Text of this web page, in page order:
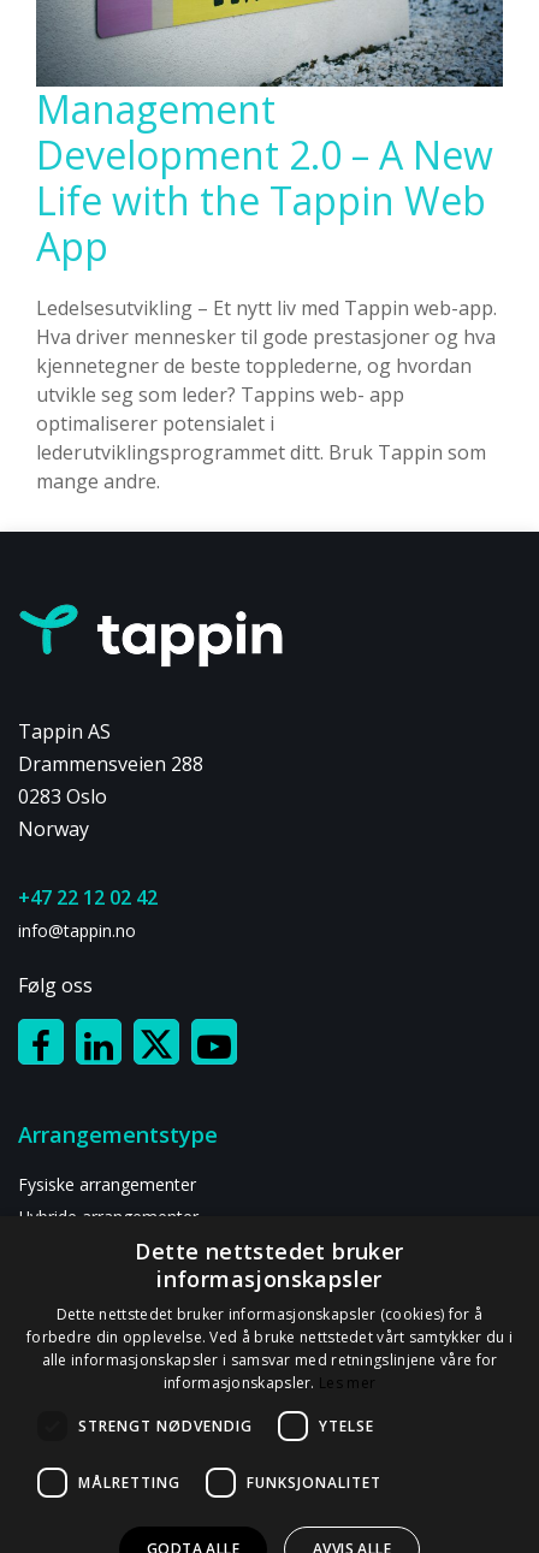
Management
Development 2.0 – A New
Life with the Tappin Web
App
Ledelsesutvikling – Et nytt liv med Tappin web-app.
Hva driver mennesker til gode prestasjoner og hva
kjennetegner de beste topplederne, og hvordan
utvikle seg som leder? Tappins web- app
optimaliserer potensialet i
lederutviklingsprogrammet ditt. Bruk Tappin som
mange andre.
Tappin AS
Drammensveien 288
0283 Oslo
Norway
+47 22 12 02 42
info@tappin.no
Følg oss
Arrangementstype
Fysiske arrangementer
Hybride arrangementer
Digitalt arrangement
Om oss
Personvernerklæring
GDPR-informasjon
Databehandleravtale
Dette nettstedet bruker
informasjonskapsler
Dette nettstedet bruker informasjonskapsler (cookies) for å
forbedre din opplevelse. Ved å bruke nettstedet vårt samtykker du i
alle informasjonskapsler i samsvar med retningslinjene våre for
informasjonskapsler. Les mer
STRENGT NØDVENDIG YTELSE
MÅLRETTING FUNKSJONALITET
GODTA ALLE AVVIS ALLE